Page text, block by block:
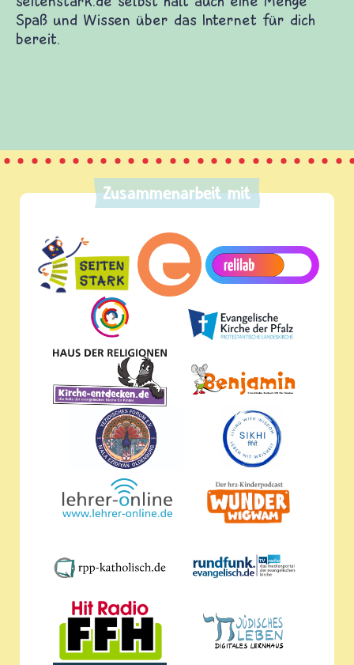
Dort warten Spiele und Filme auf
Themen. Du kannst dich mit anderen Kindern
und etliches mehr. seitenstark.de selbst
Zusammenarbeit mit